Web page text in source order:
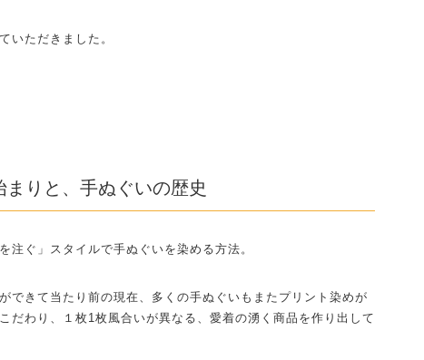
いただきました。
りと、手ぬぐいの歴史
注ぐ」スタイルで手ぬぐいを染める方法。
できて当たり前の現在、多くの手ぬぐいもまたプリント染めが
だわり、１枚1枚風合いが異なる、愛着の湧く商品を作り出して